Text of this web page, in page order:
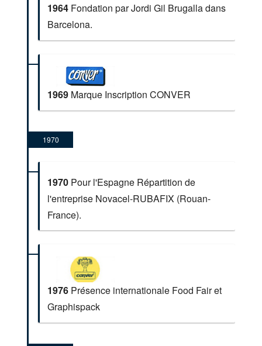
1964Fondation par Jordi Gil Brugalla dans
Barcelona.
1969Marque Inscription CONVER
1970
1970Pour l'Espagne Répartition de
l'entreprise Novacel-RUBAFIX (Rouan-
France).
1976Présence internationale Food Fair et
Graphispack